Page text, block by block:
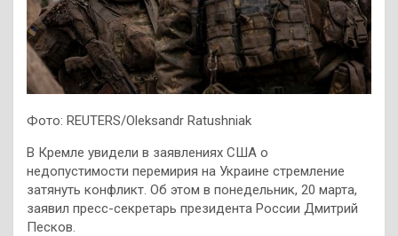
Фото: REUTERS/Oleksandr Ratushniak
В Кремле увидели в заявлениях США о
недопустимости перемирия на Украине стремление
затянуть конфликт. Об этом в понедельник, 20 марта,
заявил пресс-секретарь президента России Дмитрий
Песков.